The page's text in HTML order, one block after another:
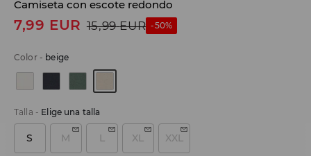
Camiseta con escote redondo
7,99 EUR 15,99 EUR -50%
Color- beige
Talla - Elige una talla
S M L XL XXL